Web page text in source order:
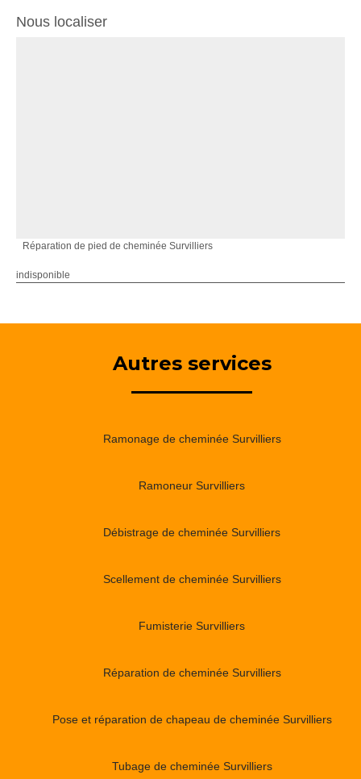
Nous localiser
Réparation de pied de cheminée Survilliers
indisponible
Autres services
Ramonage de cheminée Survilliers
Ramoneur Survilliers
Débistrage de cheminée Survilliers
Scellement de cheminée Survilliers
Fumisterie Survilliers
Réparation de cheminée Survilliers
Pose et réparation de chapeau de cheminée Survilliers
Tubage de cheminée Survilliers